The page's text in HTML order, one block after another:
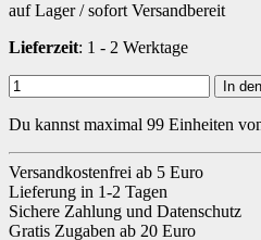
auf Lager / sofort Versandbereit
Lieferzeit: 1 - 2 Werktage
In
Du kannst maximal 99 Einheiten
Versandkostenfrei ab 5 Euro
Lieferung in 1-2 Tagen
Sichere Zahlung und Datenschutz
Gratis Zugaben ab 20 Euro